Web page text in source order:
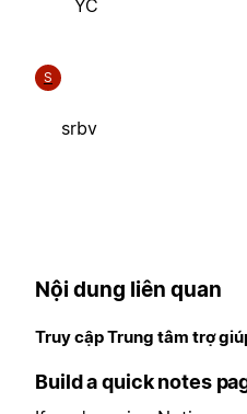
YC
S
srbv
Nội dung liên quan
Truy cập Trung tâm trợ
Build a quick notes